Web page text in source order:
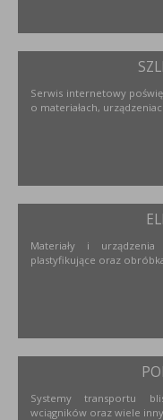
Serwis internetowy
o materiałach,
Materiały i
plastyfikujące oraz
Systemy transportu
wciągników oraz wiele